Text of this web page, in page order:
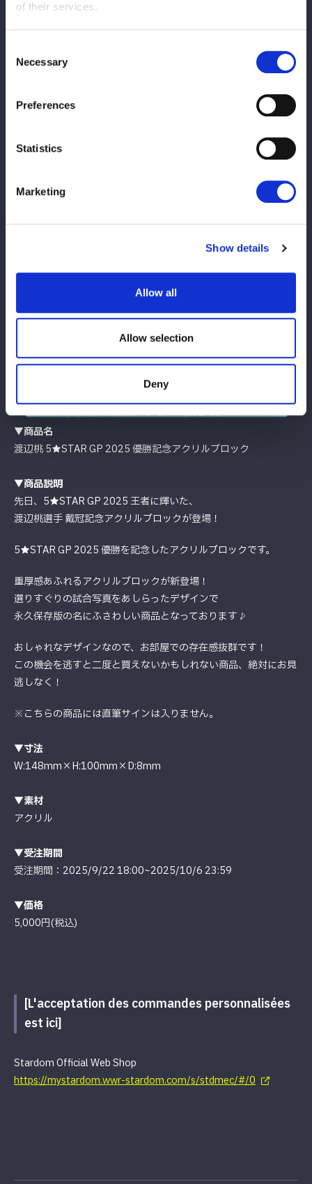
of their services.
Selection
Necessary
Preferences
Statistics
Marketing
Show details
Allow all
Allow selection
Deny
▼商品名
渡辺桃 5★STAR GP 2025 優勝記念アクリルブロック
▼商品説明
先日、5★STAR GP 2025 王者に輝いた、
渡辺桃選手 戴冠記念アクリルブロックが登場！
5★STAR GP 2025 優勝を記念したアクリルブロックです。
重厚感あふれるアクリルブロックが新登場！
選りすぐりの試合写真をあしらったデザインで
永久保存版の名にふさわしい商品となっております♪
おしゃれなデザインなので、お部屋での存在感抜群です！
この機会を逃すと二度と買えないかもしれない商品、絶対にお見
逃しなく！
※こちらの商品には直筆サインは入りません。
▼寸法
W:148mm×H:100mm×D:8mm
▼素材
アクリル
▼受注期間
受注期間：2025/9/22 18:00~2025/10/6 23:59
▼価格
5,000円(税込)
[L'acceptation des commandes personnalisées
est ici]
Stardom Official Web Shop
https://mystardom.wwr-stardom.com/s/stdmec/#/0